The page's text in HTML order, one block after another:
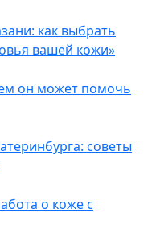
как выбрать
вашей кожи»
он может помочь
советы
о коже с